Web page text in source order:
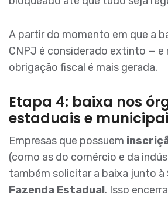
A partir do momento em que a
CNPJ é considerado extinto — e
obrigação fiscal é mais gerada.
Etapa 4: baixa nos
estaduais e
Empresas que possuem
(como as do comércio e da
também solicitar a baixa junto à
Fazenda Estadual. Isso